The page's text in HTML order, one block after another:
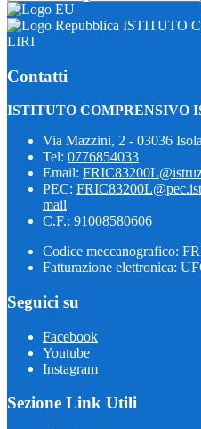
ISTITUTO
LIRI
Contatti
ISTITUTO COMPRENSIVO
Via Mazzini, 2 - 03036
Tel: 0776854033
Email:
PEC:
mail
C.F.: 91008580606
Codice meccanografico:
Fatturazione elettronica:
Seguici su
Facebook
Youtube
Instagram
Sezione Link Utili